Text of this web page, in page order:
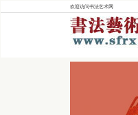
欢迎访问书法艺术网